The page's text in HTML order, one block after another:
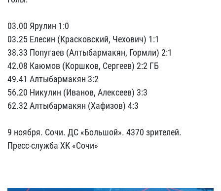
03.00 Ярулин 1:0
03.25 Елесин (Красковский, Чехович) 1:1
38.33 Попугаев (Алтыбармакян, Гормли) 2:1
42.08 Каюмов (Коршков, Сергеев) 2:2 ГБ
49.41 Алтыбармакян 3:2
56.20 Никулин (Иванов, Алексеев) 3:3
62.32 Алтыбармакян (Хафизов) 4:3
9 ноября. Сочи. ДС «Большой». 4370 зрителей.
Пресс-служба ХК «Сочи»